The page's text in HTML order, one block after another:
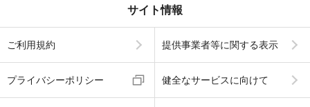
サイト情報
ご利用規約 提供事業者等に関する表示
プライバシーポリシー 健全なサービスに向けて